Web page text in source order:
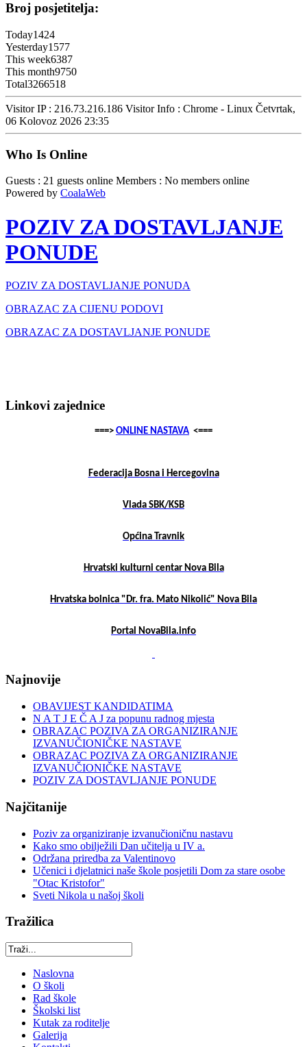
Broj posjetitelja:
Today1424
Yesterday1577
This week6387
This month9750
Total3266518
Visitor IP : 216.73.216.186 Visitor Info : Chrome - Linux Četvrtak,
06 Kolovoz 2026 23:35
Who Is Online
Guests : 21 guests online Members : No members online
Powered by CoalaWeb
POZIV ZA DOSTAVLJANJE
PONUDE
POZIV ZA DOSTAVLJANJE PONUDA
OBRAZAC ZA CIJENU PODOVI
OBRAZAC ZA DOSTAVLJANJE PONUDE
Linkovi zajednice
===> ONLINE NASTAVA <===
Federacija Bosna i Hercegovina
Vlada SBK/KSB
Općina Travnik
Hrvatski kulturni centar Nova Bila
Hrvatska bolnica "Dr. fra. Mato Nikolić" Nova Bila
Portal NovaBila.info
Najnovije
OBAVIJEST KANDIDATIMA
N A T J E Č A J za popunu radnog mjesta
OBRAZAC POZIVA ZA ORGANIZIRANJE
IZVANUČIONIČKE NASTAVE
OBRAZAC POZIVA ZA ORGANIZIRANJE
IZVANUČIONIČKE NASTAVE
POZIV ZA DOSTAVLJANJE PONUDE
Najčitanije
Poziv za organiziranje izvanučioničnu nastavu
Kako smo obilježili Dan učitelja u IV a.
Održana priredba za Valentinovo
Učenici i djelatnici naše škole posjetili Dom za stare osobe
"Otac Kristofor"
Sveti Nikola u našoj školi
Tražilica
Naslovna
O školi
Rad škole
Školski list
Kutak za roditelje
Galerija